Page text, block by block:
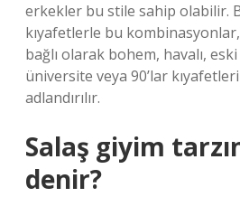
erkekler bu stile sahip olabilir.
kıyafetlerle bu
bağlı olarak bohem, havalı,
üniversite veya 90’lar
adlandırılır.
Salaş giyim
denir?